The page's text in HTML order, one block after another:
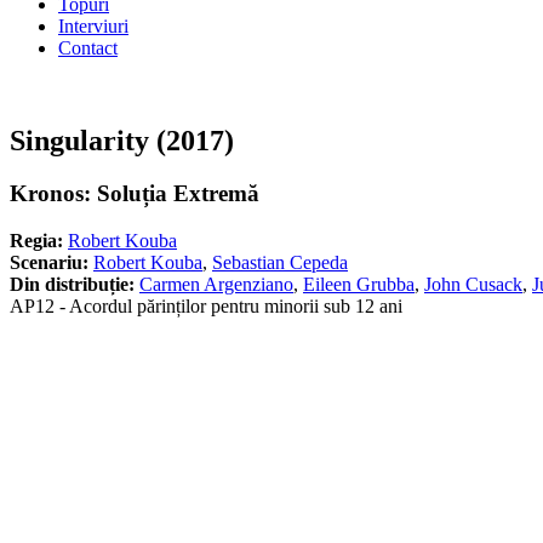
Interviuri
Contact
Singularity (2017)
Kronos: Soluția Extremă
Regia: Robert Kouba
Scenariu: Robert Kouba, Sebastian Cepeda
Din distribuție: Carmen Argenziano, Eileen Grubba, John Cusack,
AP12 - Acordul părinților pentru minorii sub 12 ani